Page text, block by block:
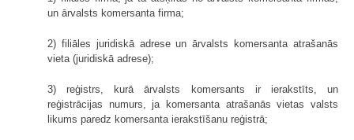
un ārvalsts komersanta firma;
2) filiāles juridiskā adrese un ārvalsts komersanta atrašanās
vieta (juridiskā adrese);
3) reģistrs, kurā ārvalsts komersants ir ierakstīts, un
reģistrācijas numurs, ja komersanta atrašanās vietas valsts
likums paredz komersanta ierakstīšanu reģistrā;